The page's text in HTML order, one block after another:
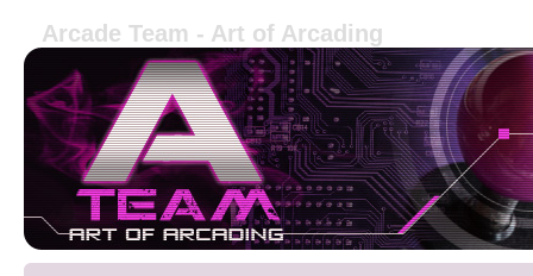
Arcade Team - Art of Arcading